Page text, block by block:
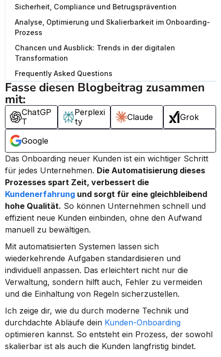
Sicherheit, Compliance und Betrugsprävention
Analyse, Optimierung und Skalierbarkeit im Onboarding-
Prozess
Chancen und Ausblick: Trends in der digitalen
Transformation
Frequently Asked Questions
Fasse diesen Blogbeitrag zusammen
mit:
ChatGP
T
Perplexi
ty
Claude Grok
Google
Das Onboarding neuer Kunden ist ein wichtiger Schritt
für jedes Unternehmen. Die Automatisierung dieses
Kundenerfahrung und sorgt für eine gleichbleibend
hohe Qualität. So können Unternehmen schnell und
effizient neue Kunden einbinden, ohne den Aufwand
manuell zu bewältigen.
Mit automatisierten Systemen lassen sich
wiederkehrende Aufgaben standardisieren und
individuell anpassen. Das erleichtert nicht nur die
Verwaltung, sondern hilft auch, Fehler zu vermeiden
und die Einhaltung von Regeln sicherzustellen.
Ich zeige dir, wie du durch moderne Technik und
durchdachte Abläufe dein Kunden-Onboarding
optimieren kannst. So entsteht ein Prozess, der sowohl
skalierbar ist als auch die Kunden langfristig bindet.